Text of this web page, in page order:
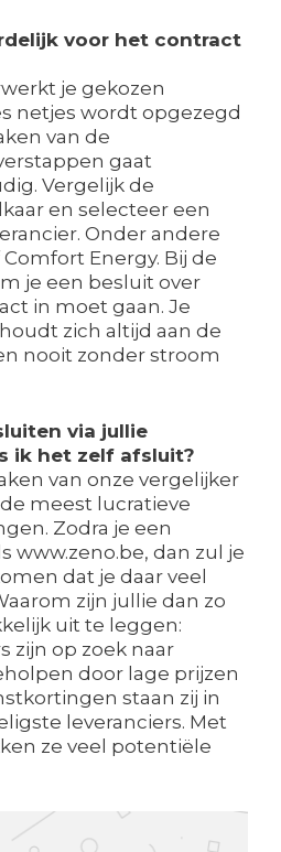
voor het contract
je gekozen
netjes wordt opgezegd
van de
gaat
Vergelijk de
en selecteer een
Onder andere
Comfort Energy. Bij de
je een besluit over
in moet gaan. Je
zich altijd aan de
nooit zonder stroom
via jullie
ik het zelf afsluit?
van onze vergelijker
meest lucratieve
Zodra je een
www.zeno.be, dan zul je
dat je daar veel
zijn jullie dan zo
uit te leggen:
zijn op zoek naar
door lage prijzen
staan zij in
leveranciers. Met
ze veel potentiële